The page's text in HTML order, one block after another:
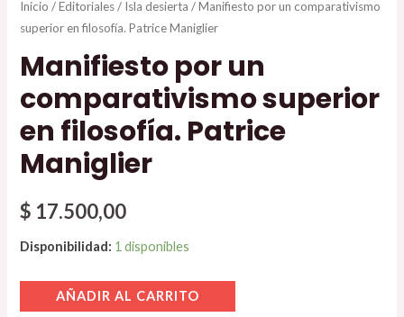
Inicio /Editoriales/ Isla desierta / Manifiesto por un comparativismo
superior en filosofía. Patrice Maniglier
Manifiesto por un
comparativismo superior
en filosofía. Patrice
Maniglier
$ 17.500,00
Disponibilidad: 1 disponibles
AÑADIR AL CARRITO